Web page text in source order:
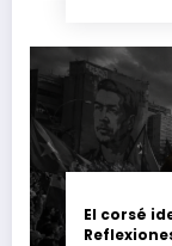
El corsé